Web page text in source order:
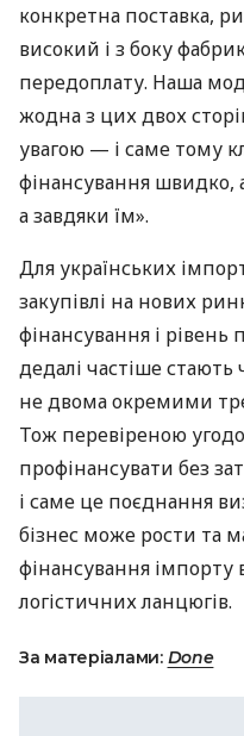
конкретна поставка,
високий і з боку
передоплату. Наша
жодна з цих двох
увагою — і саме тому
фінансування швидко,
а завдяки їм».
Для українських
закупівлі на нових
фінансування і рівень
дедалі частіше
не двома окремими
Тож перевіреною
профінансувати без
і саме це поєднання
бізнес може рости та
фінансування
логістичних ланцюгів.
За матеріалами: Done